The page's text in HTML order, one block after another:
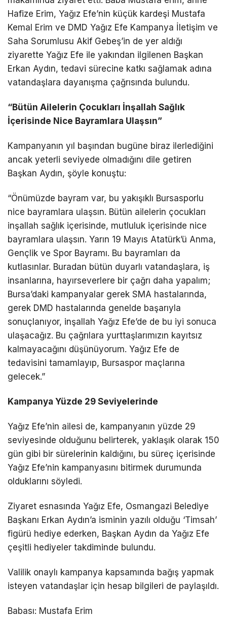
Hafize Erim, Yağız Efe’nin küçük kardeşi Mustafa
Kemal Erim ve DMD Yağız Efe Kampanya İletişim ve
Saha Sorumlusu Akif Gebeş’in de yer aldığı
ziyarette Yağız Efe ile yakından ilgilenen Başkan
Erkan Aydın, tedavi sürecine katkı sağlamak adına
vatandaşlara dayanışma çağrısında bulundu.
“Bütün Ailelerin Çocukları İnşallah Sağlık
İçerisinde Nice Bayramlara Ulaşsın”
Kampanyanın yıl başından bugüne biraz ilerlediğini
ancak yeterli seviyede olmadığını dile getiren
Başkan Aydın, şöyle konuştu:
“Önümüzde bayram var, bu yakışıklı Bursasporlu
nice bayramlara ulaşsın. Bütün ailelerin çocukları
inşallah sağlık içerisinde, mutluluk içerisinde nice
bayramlara ulaşsın. Yarın 19 Mayıs Atatürk’ü Anma,
Gençlik ve Spor Bayramı. Bu bayramları da
kutlasınlar. Buradan bütün duyarlı vatandaşlara, iş
insanlarına, hayırseverlere bir çağrı daha yapalım;
Bursa’daki kampanyalar gerek SMA hastalarında,
gerek DMD hastalarında genelde başarıyla
sonuçlanıyor, inşallah Yağız Efe’de de bu iyi sonuca
ulaşacağız. Bu çağrılara yurttaşlarımızın kayıtsız
kalmayacağını düşünüyorum. Yağız Efe de
tedavisini tamamlayıp, Bursaspor maçlarına
gelecek.”
Kampanya Yüzde 29 Seviyelerinde
Yağız Efe’nin ailesi de, kampanyanın yüzde 29
seviyesinde olduğunu belirterek, yaklaşık olarak 150
gün gibi bir sürelerinin kaldığını, bu süreç içerisinde
Yağız Efe’nin kampanyasını bitirmek durumunda
olduklarını söyledi.
Ziyaret esnasında Yağız Efe, Osmangazi Belediye
Başkanı Erkan Aydın’a isminin yazılı olduğu ‘Timsah’
figürü hediye ederken, Başkan Aydın da Yağız Efe
çeşitli hediyeler takdiminde bulundu.
Valilik onaylı kampanya kapsamında bağış yapmak
isteyen vatandaşlar için hesap bilgileri de paylaşıldı.
Babası: Mustafa Erim